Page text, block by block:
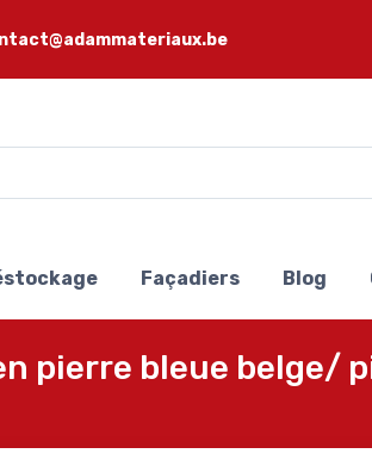
Façadiers Blog
pierre bleue belge/